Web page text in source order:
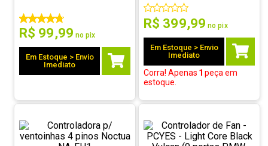
R$ 99,99 no pix
Em Estoque > Envio
Imediato
R$ 399,99 no pix
Em Estoque > Envio
Imediato
Corra! Apenas 1 peça em
estoque.
controle
jonsbo